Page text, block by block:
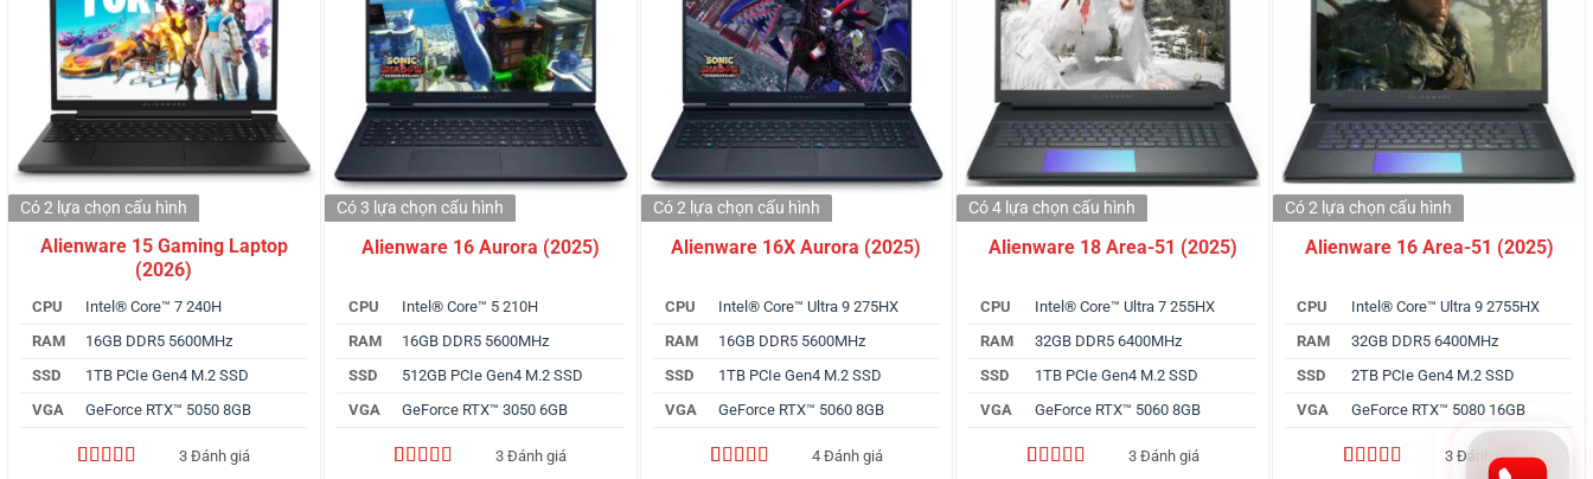
Alienware 15 Gaming Laptop
(2026)
CPU
Intel® Core™ 7 240H
RAM
16GB DDR5 5600MHz
SSD
1TB PCIe Gen4 M.2 SSD
VGA
GeForce RTX™ 5050 8GB
3 Đánh giá
Có 2 lựa chọn cấu hình
Alienware 16 Aurora (2025)
CPU
Intel® Core™ 5 210H
RAM
16GB DDR5 5600MHz
SSD
512GB PCIe Gen4 M.2 SSD
VGA
GeForce RTX™ 3050 6GB
3 Đánh giá
Có 3 lựa chọn cấu hình
Alienware 16X Aurora (2025)
CPU
Intel® Core™ Ultra 9 275HX
RAM
16GB DDR5 5600MHz
SSD
1TB PCIe Gen4 M.2 SSD
VGA
GeForce RTX™ 5060 8GB
4 Đánh giá
Có 2 lựa chọn cấu hình
Alienware 18 Area-51 (2025)
CPU
Intel® Core™ Ultra 7 255HX
RAM
32GB DDR5 6400MHz
SSD
1TB PCIe Gen4 M.2 SSD
VGA
GeForce RTX™ 5060 8GB
3 Đánh giá
Có 4 lựa chọncấu hình
Alienware 16 Area-51 (2025)
CPU
Intel® Core™ Ultra 9 2755HX
RAM
32GB DDR5 6400MHz
SSD
2TB PCIe Gen4 M.2 SSD
VGA
GeForce RTX™ 5080 16GB
3 Đánh giá
Có 2 lựa chọncấu hình